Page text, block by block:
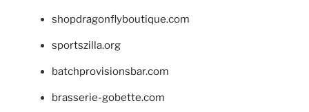
shopdragonflyboutique.com
sportszilla.org
batchprovisionsbar.com
brasserie-gobette.com